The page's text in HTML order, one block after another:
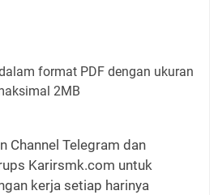
format PDF dengan ukuran
2MB
Channel Telegram dan
Karirsmk.com untuk
kerja setiap harinya